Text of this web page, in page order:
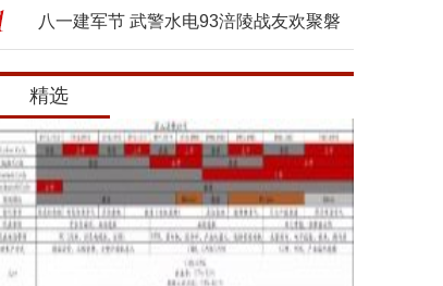
八一建军节 武警水电93涪陵战友欢聚磐
石
精选